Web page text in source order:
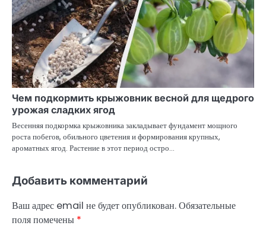
Чем подкормить крыжовник весной для щедрого
урожая сладких ягод
Весенняя подкормка крыжовника закладывает фундамент мощного
роста побегов, обильного цветения и формирования крупных,
ароматных ягод. Растение в этот период остро…
Добавить комментарий
Ваш адрес email не будет опубликован.Обязательные
поля помечены *